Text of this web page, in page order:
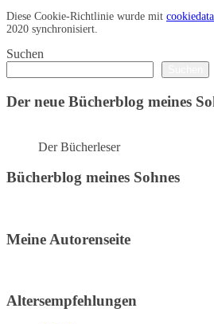
Diese Cookie-Richtlinie wurde mit
2020 synchronisiert.
Suchen
Der neue Bücherblog meines
Der Bücherleser
Bücherblog meines Sohnes
Meine Autorenseite
Altersempfehlungen